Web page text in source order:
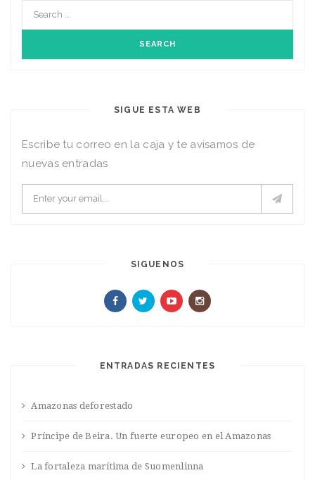
SIGUE ESTA WEB
Escribe tu correo en la caja y te avisamos de
nuevas entradas
SIGUENOS
ENTRADAS RECIENTES
Amazonas deforestado
Príncipe de Beira. Un fuerte europeo en el Amazonas
La fortaleza marítima de Suomenlinna